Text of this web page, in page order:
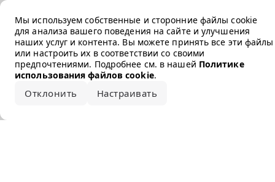
Мы используем собственные и сторонние файлы cookie
для анализа вашего поведения на сайте и улучшения
наших услуг и контента. Вы можете принять все эти файлы
или настроить их в соответствии со своими
предпочтениями. Подробнее см. в нашей Политике
использования файлов cookie.
Отклонить Настраивать
Error loading the brand